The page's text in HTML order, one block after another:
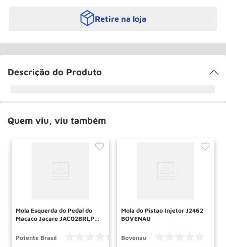
Retire na loja
Descrição do Produto
Quem viu, viu também
Mola Esquerda do Pedal do
Macaco Jacare JAC02BRLPI
Potente Brasil
Mola do Pistao Injetor J2462
BOVENAU
Bovenau